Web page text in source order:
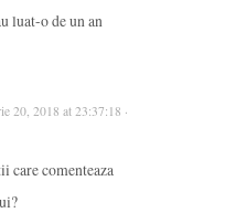
luat-o de un an
20, 2018 at 23:37:18 ·
care comenteaza